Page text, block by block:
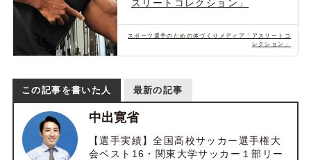
スリートコレクション」
スポーツ選手のための体づくりメディア「アスリートコ
レクション」
この記事を書いた人 最新の記事
中出寛省
【選手実績】全国高校サッカー選手権大
会ベスト16・関東大学サッカー１部リー